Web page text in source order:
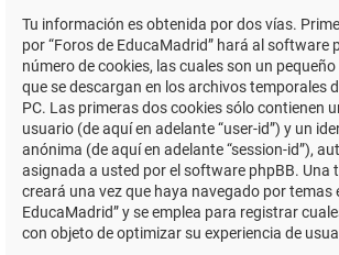
Tu información es obtenida por dos vías.
por “Foros de EducaMadrid” hará al software
número de cookies, las cuales son un
que se descargan en los archivos temporales
PC. Las primeras dos cookies sólo contienen
usuario (de aquí en adelante “user-id”) y un
anónima (de aquí en adelante “session-id”),
asignada a usted por el software phpBB. Una
creará una vez que haya navegado por temas
EducaMadrid” y se emplea para registrar
con objeto de optimizar su experiencia de